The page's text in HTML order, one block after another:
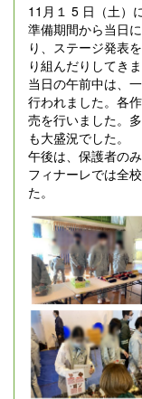
11月１ 5 日（土）
準備期間から当日
り、ステージ発表
り組んだりしてきま
当日の午前中は、
行われました。各
売を行いました。
も大盛況でした。
午後は、保護者の
フィナーレでは全
た。